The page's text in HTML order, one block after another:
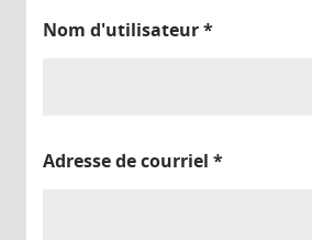
Nom d'utilisateur*
Adresse de courriel *